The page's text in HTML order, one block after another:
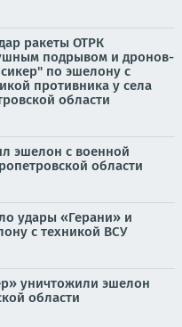
ракеты ОТРК
подрывом и дронов-
по эшелону с
противника у села
области
эшелон с военной
области
удары «Герани» и
с техникой ВСУ
уничтожили эшелон
области